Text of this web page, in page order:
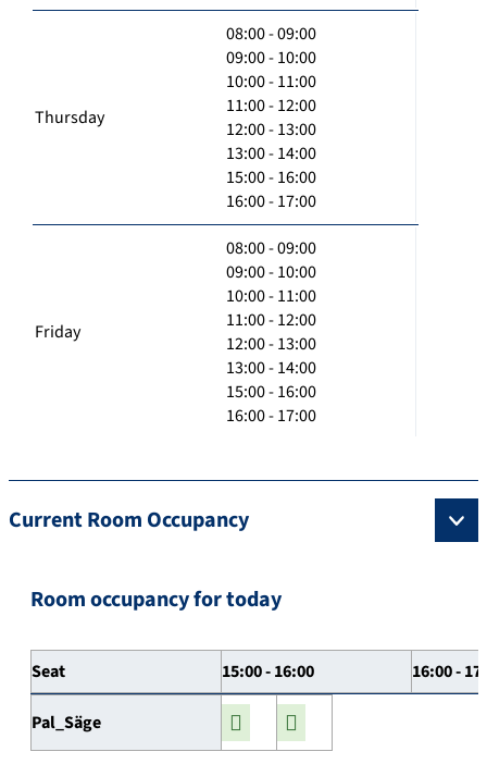
Thursday
08:00 - 09:00
09:00 - 10:00
10:00 - 11:00
11:00 - 12:00
12:00 - 13:00
13:00 - 14:00
15:00 - 16:00
16:00 - 17:00
Friday
08:00 - 09:00
09:00 - 10:00
10:00 - 11:00
11:00 - 12:00
12:00 - 13:00
13:00 - 14:00
15:00 - 16:00
16:00 - 17:00
Current Room Occupancy
Room occupancy for today
Seat 15:00 - 16:00 16:00 -
Pal_Säge